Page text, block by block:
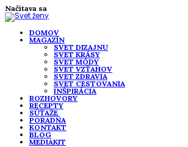
Načítava sa
DOMOV
MAGAZÍN
SVET DIZAJNU
SVET KRÁSY
SVET MÓDY
SVET VZŤAHOV
SVET ZDRAVIA
SVET CESTOVANIA
INŠPIRÁCIA
ROZHOVORY
RECEPTY
SÚŤAŽE
PORADŇA
KONTAKT
BLOG
MEDIAKIT